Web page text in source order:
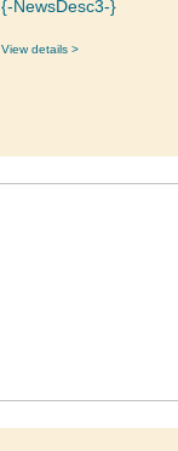
{-NewsDesc3-}
View details >